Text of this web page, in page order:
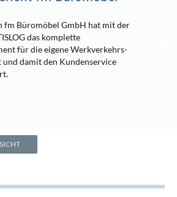
fm Büromöbel GmbH hat mit der
das komplette
für die eigene Werkverkehrs-
damit den Kundenservice